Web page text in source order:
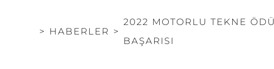
> HABERLER >
2022 MOTORLU TEKNE
BAŞARISI